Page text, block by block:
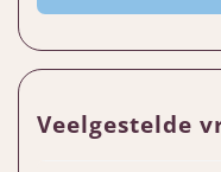
Veelgestelde